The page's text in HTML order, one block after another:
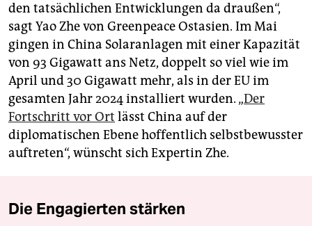
den tatsächlichen Entwicklungen da draußen“,
sagt Yao Zhe von Greenpeace Ostasien. Im Mai
gingen in China Solaranlagen mit einer Kapazität
von 93 Gigawatt ans Netz, doppelt so viel wie im
April und 30 Gigawatt mehr, als in der EU im
gesamten Jahr 2024 installiert wurden. „Der
Fortschritt vor Ort lässt China auf der
diplomatischen Ebene hoffentlich selbstbewusster
auftreten“, wünscht sich Expertin Zhe.
Die Engagierten stärken